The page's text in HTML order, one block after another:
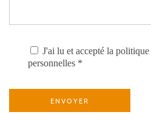
J'ai lu et accepté la
personnelles *